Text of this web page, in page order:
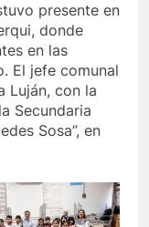
presente en
donde
en las
El jefe comunal
Luján, con la
Secundaria
Sosa”, en